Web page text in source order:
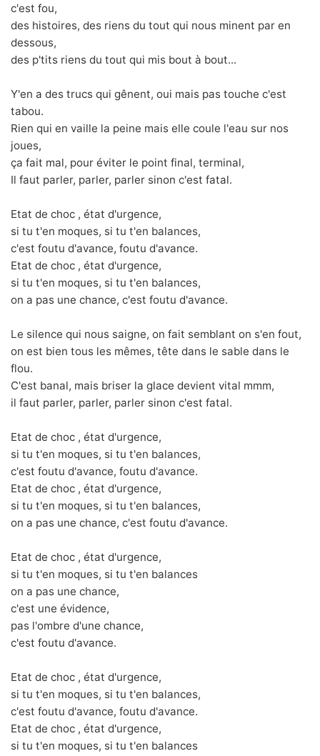
c'est fou,
des histoires, des riens du tout qui nous minent par en
dessous,
des p'tits riens du tout qui mis bout à bout...
Y'en a des trucs qui gênent, oui mais pas touche c'est
tabou.
Rien qui en vaille la peine mais elle coule l'eau sur nos
joues,
ça fait mal, pour éviter le point final, terminal,
Il faut parler, parler, parler sinon c'est fatal.
Etat de choc , état d'urgence,
si tu t'en moques, si tu t'en balances,
c'est foutu d'avance, foutu d'avance.
Etat de choc , état d'urgence,
si tu t'en moques, si tu t'en balances,
on a pas une chance, c'est foutu d'avance.
Le silence qui nous saigne, on fait semblant on s'en fout,
on est bien tous les mêmes, tête dans le sable dans le
flou.
C'est banal, mais briser la glace devient vital mmm,
il faut parler, parler, parler sinon c'est fatal.
Etat de choc , état d'urgence,
si tu t'en moques, si tu t'en balances,
c'est foutu d'avance, foutu d'avance.
Etat de choc , état d'urgence,
si tu t'en moques, si tu t'en balances,
on a pas une chance, c'est foutu d'avance.
Etat de choc , état d'urgence,
si tu t'en moques, si tu t'en balances
on a pas une chance,
c'est une évidence,
pas l'ombre d'une chance,
c'est foutu d'avance.
Etat de choc , état d'urgence,
si tu t'en moques, si tu t'en balances,
c'est foutu d'avance, foutu d'avance.
Etat de choc , état d'urgence,
si tu t'en moques, si tu t'en balances